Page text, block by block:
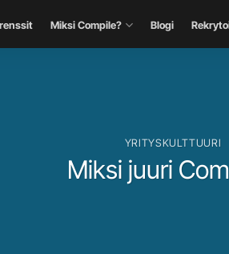
Miksi Compile? Blogi
YRITYSKULTTUURI
Miksi juuri